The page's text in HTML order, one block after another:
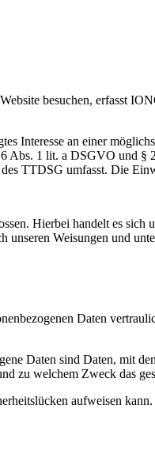
besuchen, erfasst
an einer
Abs. 1 lit. a DSGVO und
TTDSG umfasst. Die
Hierbei handelt es sich
unseren Weisungen und
Daten
Daten sind Daten, mit
zu welchem Zweck das
aufweisen